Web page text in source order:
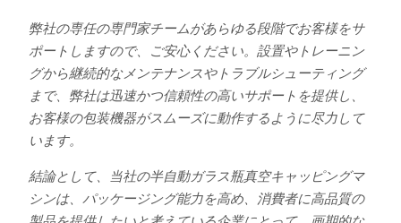
弊社の専任の専門家チームがあらゆる段階でお客様をサ
ポートしますので、ご安心ください。設置やトレーニン
グから継続的なメンテナンスやトラブルシューティング
まで、弊社は迅速かつ信頼性の高いサポートを提供し、
お客様の包装機器がスムーズに動作するように尽力して
います。
結論として、当社の半自動ガラス瓶真空キャッピングマ
シンは、パッケージング能力を高め、消費者に高品質の